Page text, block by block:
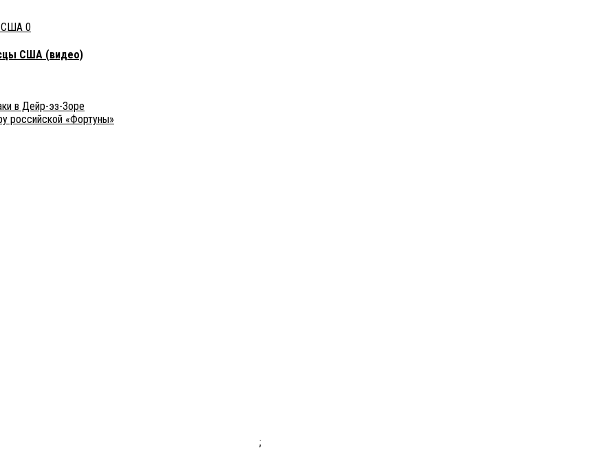
0
США (видео)
в Дейр-эз-Зоре
российской «Фортуны»
;